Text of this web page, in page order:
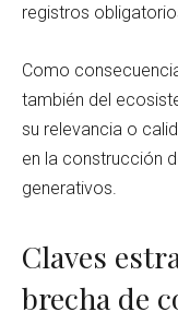
registros
Como
también del
su relevancia o
en la construcción
generativos.
Claves
brecha de